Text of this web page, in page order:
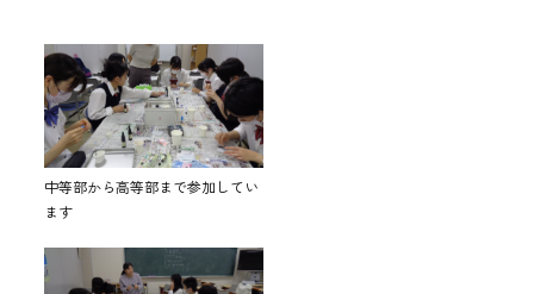
中等部から高等部まで参加してい
ます